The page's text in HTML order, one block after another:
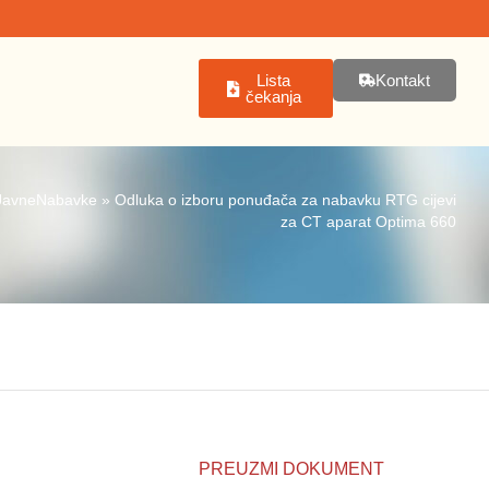
Lista
čekanja
Kontakt
» Odluka o izboru ponuđača za nabavku RTG cijevi
za CT aparat Optima 660
PREUZMI DOKUMENT